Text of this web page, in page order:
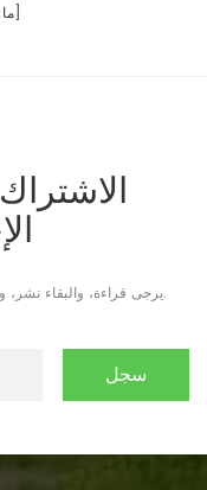
[صفحات]
يرجى قراءة، والبقاء نشر، والاشتراك، ونحن نرحب بكم ليقول لنا ما هو رأيك.